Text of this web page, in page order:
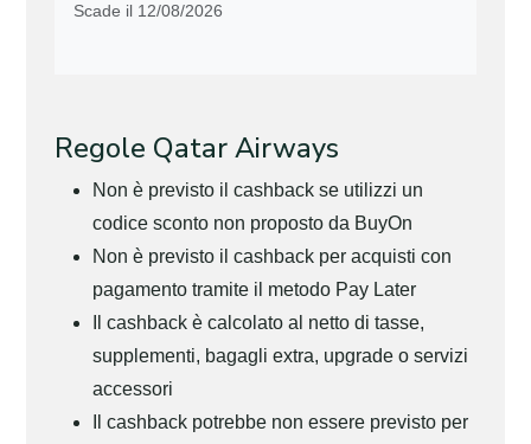
Scade il 12/08/2026
Regole Qatar Airways
Non è previsto il cashback se utilizzi un
codice sconto non proposto da BuyOn
Non è previsto il cashback per acquisti con
pagamento tramite il metodo Pay Later
Il cashback è calcolato al netto di tasse,
supplementi, bagagli extra, upgrade o servizi
accessori
Il cashback potrebbe non essere previsto per